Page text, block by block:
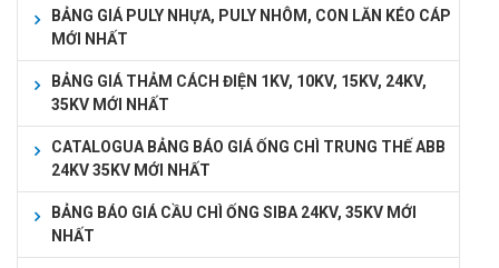
BẢNG GIÁ PULY NHỰA, PULY NHÔM, CON LĂN KÉO CÁP
MỚI NHẤT
BẢNG GIÁ THẢM CÁCH ĐIỆN 1KV, 10KV, 15KV, 24KV,
35KV MỚI NHẤT
CATALOGUA BẢNG BÁO GIÁ ỐNG CHÌ TRUNG THẾ ABB
24KV 35KV MỚI NHẤT
BẢNG BÁO GIÁ CẦU CHÌ ỐNG SIBA 24KV, 35KV MỚI
NHẤT